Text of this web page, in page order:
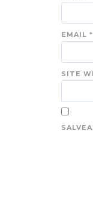
EMAIL *
SITE